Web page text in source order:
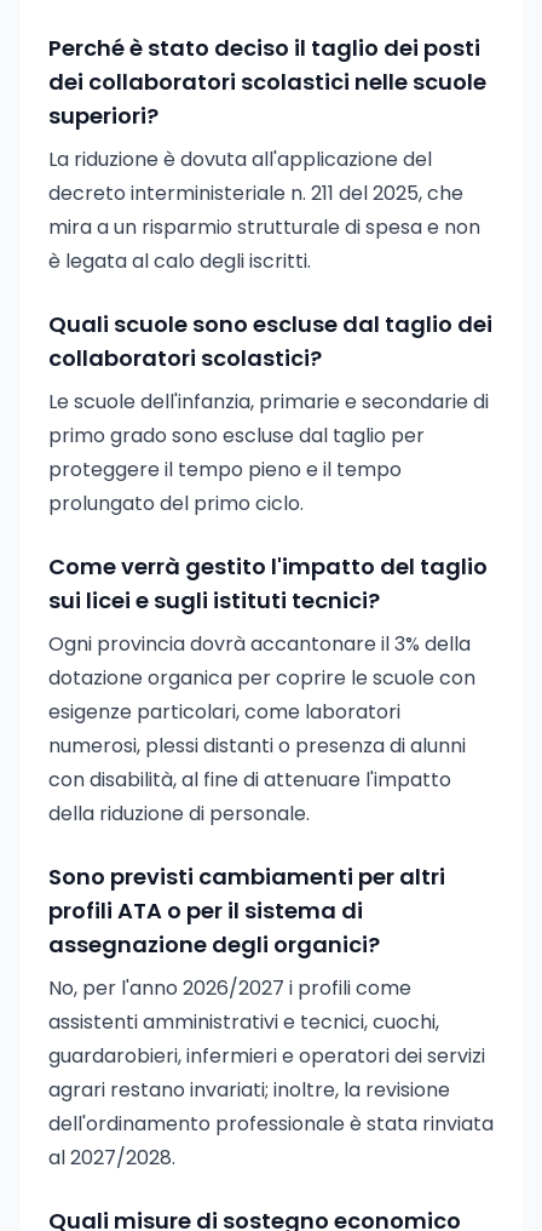
Perché è stato deciso il taglio dei posti
dei collaboratori scolastici nelle scuole
superiori?
La riduzione è dovuta all'applicazione del
decreto interministeriale n. 211 del 2025, che
mira a un risparmio strutturale di spesa e non
è legata al calo degli iscritti.
Quali scuole sono escluse dal taglio dei
collaboratori scolastici?
Le scuole dell'infanzia, primarie e secondarie di
primo grado sono escluse dal taglio per
proteggere il tempo pieno e il tempo
prolungato del primo ciclo.
Come verrà gestito l'impatto del taglio
sui licei e sugli istituti tecnici?
Ogni provincia dovrà accantonare il 3% della
dotazione organica per coprire le scuole con
esigenze particolari, come laboratori
numerosi, plessi distanti o presenza di alunni
con disabilità, al fine di attenuare l'impatto
della riduzione di personale.
Sono previsti cambiamenti per altri
profili ATA o per il sistema di
assegnazione degli organici?
No, per l'anno 2026/2027 i profili come
assistenti amministrativi e tecnici, cuochi,
guardarobieri, infermieri e operatori dei servizi
agrari restano invariati; inoltre, la revisione
dell'ordinamento professionale è stata rinviata
al 2027/2028.
Quali misure di sostegno economico